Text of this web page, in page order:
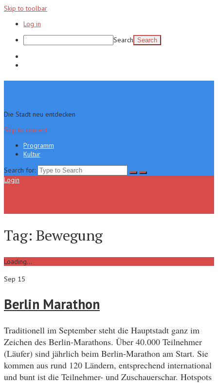
Skip to toolbar
Log in
Search
Die Stadt neu entdecken
Skip to content
Programm
Kultur
Search for:
Login
Tag: Bewegung
Loading...
Sep 15
Berlin Marathon
Traditionell im September steht die Hauptstadt ganz im
Zeichen des Berlin-Marathons. Über 40.000 Teilnehmer
(Läufer) sind jährlich beim Berlin-Marathon am Start. Sie
kommen aus rund 120 Ländern, entsprechend international
und bunt ist die Teilnehmer- und Zuschauerschar. Hotspots